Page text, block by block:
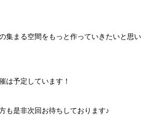
集まる空間をもっと作っていきたいと思い
は予定しています！
も是非次回お待ちしております♪